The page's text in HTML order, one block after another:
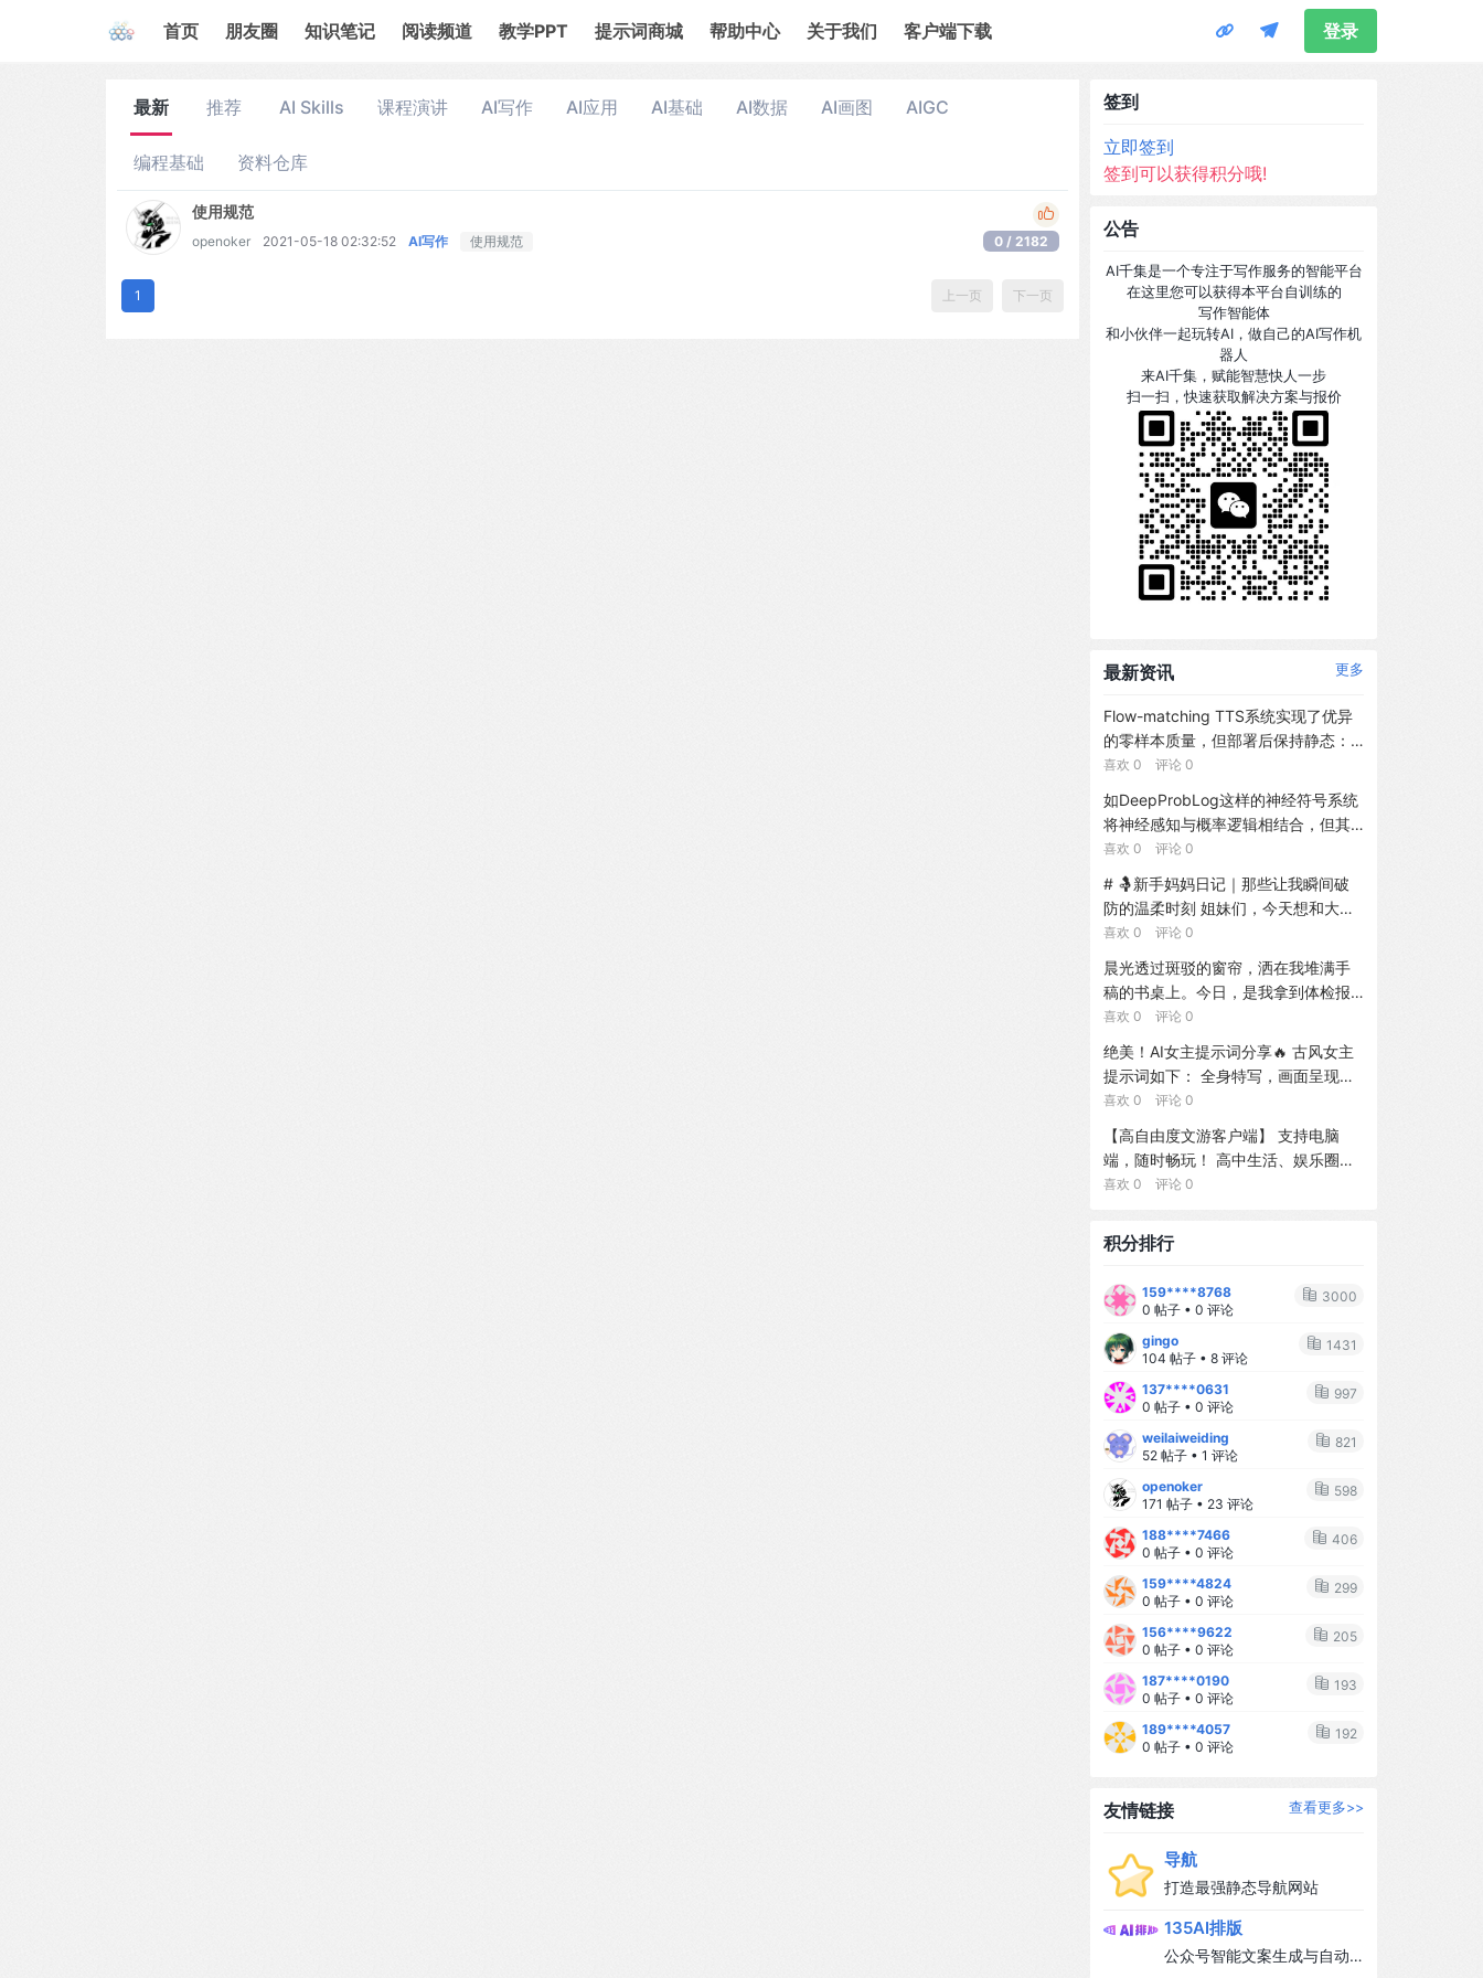
首页 朋友圈 知识笔记 阅读频道 教学PPT 提示词商城 帮助中心 关于我们 客户端下载 登录
最新 推荐 AI Skills 课程演讲 AI写作 AI应用 AI基础 AI数据 AI画图 AIGC
编程基础 资料仓库
使用规范
openoker 2021-05-18 02:32:52 AI写作 使用规范 0 / 2182
上一页 下一页
1
签到
立即签到
签到可以获得积分哦!
公告
AI千集是一个专注于写作服务的智能平台
在这里您可以获得本平台自训练的
写作智能体
和小伙伴一起玩转AI，做自己的AI写作机
器人
来AI千集，赋能智慧快人一步
扫一扫，快速获取解决方案与报价
最新资讯 更多
Flow-matching TTS系统实现了优异
的零样本质量，但部署后保持静态：
除非重新训练，词汇外专有名词的发
音错误将持续存在。我们引入FlowEdi
t，一种面向冻结Flow-matching TTS
的终身适应框架，将发音纠正作为潜
在条件编辑而非权重更新进行学习。
提供纠正反馈时，FlowEdit优化文本
嵌入空间中的token级扰动，随后将纠
正存储于作为内容可寻址情景记忆的M
odern Hopfield Network。推理时，
通过带有相似性门控的软注意力检索
纠正，以实现模糊形态匹配。在我们
词的基准上，相较于零样本基线，Flo
wEdit将目标词音素错误率降低了92.
7%，同时保持同等的一般语音质量。
单块GPU上完成纠正约耗时15秒。
喜欢 0 评论 0
如DeepProbLog这样的神经符号系统
将神经感知与概率逻辑相结合，但其
标准推理为关联推理。反事实推理还
需要针对干预与证据的因果语义。我
们引入了DeepSWIP，这是一种针对D
eepProbLog程序的单世界反事实语
义。利用神经具化，我们将固定上下
文的神经谓词转化为普通的ProbLog
选择，应用单世界干预程序（SWIP
s），并通过在单个变换程序上进行加
权模型计数（WMC）来计算反事实。
在有限实例化与唯一支持模型假设
下，DeepSWIP相对于已学习的具化F
商-WMC形式识别了活跃的神经概
率，并解释了干预清理、校准敏感性
与稀有证据不稳定性。在MPI3D上的
与12,000个查询的表现符合预测，且
$\times$的推理加速。一项SUMO H
OV实验表明，神经校准退化会导致插
入式估计产生偏差，而范围划分正确
的随机化策略AIPW估计器则能消除总
体均值与ATE估计目标的大部分一阶偏
差。代码位于
喜欢 0 评论 0
# 🤱新手妈妈日记｜那些让我瞬间破
防的温柔时刻 姐妹们，今天想和大家
分享一下当妈后的真实感受～ --- ##
👶 从手忙脚乱到渐入佳境 还记得刚生
完宝宝那会儿，换尿布要查攻略、喂
奶要掐着时间、哄睡要抱着走三圈...每
天都在手忙脚乱中度过。 但现在呢？
🥰 - 听哭声就知道宝宝是饿了、困了
还是想抱抱 - 换尿布速度堪比专业护
士 - 一只手抱娃、一只手吃饭已经练
到炉火纯青 原来，母爱真的是一种本
能，也是一场温柔的修行。 --- ## 💫
那些让我瞬间破防的小瞬间 ✨ **凌晨
指...那一刻，所有的疲惫都烟消云散。
突然清晰地说出"妈妈"两个字，我当场
泪目，激动得手都在抖。 ✨ **生病时
的依赖** 宝宝发烧了，小脸通红地窝
在我怀里，那一刻我多想替他承受所
有的难受。 ✨ **睡着的侧脸** 看着宝
宝熟睡的侧脸，长长的睫毛、微微嘟
起的小嘴...心里软成了一滩水。 --- #
# 🌻 给新手妈妈的小建议 1️⃣ **不要追
求完美** 家里乱一点没关系，外卖也
可以吃，最重要的是你开心，宝宝才
能开心。 2️⃣ **学会求助** 不要一个
人扛所有事，让老公参与进来，让家
人帮帮忙，你不是超人。 3️⃣ **给自己
留一点时间** 每天哪怕只有15分钟，
也要做点自己喜欢的事：敷个面膜、
刷刷剧、喝杯咖啡。 4️⃣ **相信自己的
直觉** 每个妈妈都是自己孩子的专
家，相信你的判断，你比任何人都了
解你的宝宝。 --- ## 🌈 写在最后 当
妈后，我才真正理解"母亲"这两个字的
而是多了一个让你变得更柔软、更勇
尔崩溃，可能也会偷偷想念从前自由
自在的日子... 但当我们看着宝宝的小
脸，听着他叫"妈妈"，所有的辛苦都值
得。 ❤️ 致每一位努力发光的新手妈
妈，你们都是最棒的！ --- #新手妈妈
喜欢 0 评论 0
晨光透过斑驳的窗帘，洒在我堆满手
稿的书桌上。今日，是我拿到体检报
告的第三天。手边是我改了20遍的小
说手稿，电脑里是我6年的完整创作记
录，手机里是上司张诚刚发来的威胁
信息：「你最好识相点，否则别怪我
不客气。」墙上贴满的手写大纲，似
乎在无声地问我——我还要继续忍下
去吗？我的时间不多了，我的每一个
选择都至关重要。我该选择怎样的觉
更多证据，等待最佳时机再反击 【2】
立即咨询律师，走法律程序，用专业
流程维护权益 【3】在社交平台公开
部分真相，用舆论压力逼迫对方妥协
喜欢 0 评论 0
绝美！AI女主提示词分享🔥 古风女主
提示词如下： 全身特写，画面呈现一
位美得令人屏息的年轻美女，身着一
套极尽华丽的唐代风格汉服。整体色
调以香槟金、薄荷绿及粉色为主。胸
前、衣袖及长长的拖尾上，满布着繁
密精致的金线刺绣，图案为孔雀与牡
根纱面料叠搭而成。发型采用精致传
簪、流苏及鲜花配饰。姿态优雅，双
手轻柔交叠。光线柔和明亮，采用专
业的影棚布光效果，背景为纯净的白
色。8K分辨率，照片级写实，肌肤纹
理超写实，呈现电影级人像质感与时
尚摄影风格。
喜欢 0 评论 0
【高自由度文游客户端】 支持电脑
端，随时畅玩！ 高中生活、娱乐圈、
灵异无限流、宫闱宅院、经营养成等
操作简单～ 这是回合制文游模拟器，
一积分等于一回合剧情或者一次聊
天，每天赠送三积分。如果是纯剧情
的话每回合有上千字看宝宝阅读速度
。
喜欢 0 评论 0
积分排行
159****8768
0 帖子 • 0 评论
3000
gingo
104 帖子 • 8 评论
1431
137****0631
0 帖子 • 0 评论
997
weilaiweiding
52 帖子 • 1 评论
821
openoker
171 帖子 • 23 评论
598
188****7466
0 帖子 • 0 评论
406
159****4824
0 帖子 • 0 评论
299
156****9622
0 帖子 • 0 评论
205
187****0190
0 帖子 • 0 评论
193
189****4057
0 帖子 • 0 评论
192
友情链接 查看更多>>
导航
打造最强静态导航网站
135AI排版
公众号智能文案生成与自动